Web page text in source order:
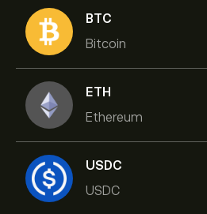
BTC
Bitcoin
ETH
Ethereum
USDC
USDC